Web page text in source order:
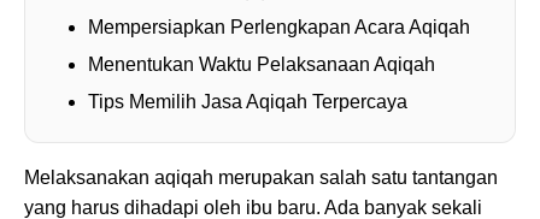
Mempersiapkan Perlengkapan Acara Aqiqah
Menentukan Waktu Pelaksanaan Aqiqah
Tips Memilih Jasa Aqiqah Terpercaya
Melaksanakan aqiqah merupakan salah satu tantangan
yang harus dihadapi oleh ibu baru. Ada banyak sekali